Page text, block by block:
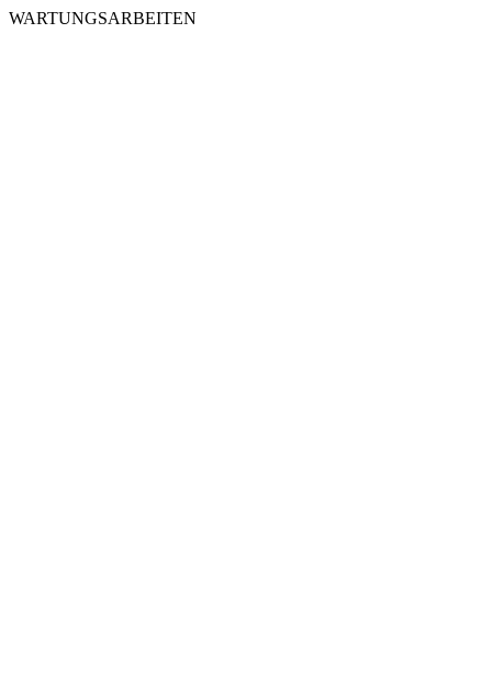
WARTUNGSARBEITEN